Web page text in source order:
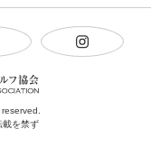
を禁ず